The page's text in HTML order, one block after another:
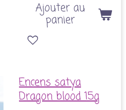
Ajouter au
panier
Encens satya
Dragon blood 15g